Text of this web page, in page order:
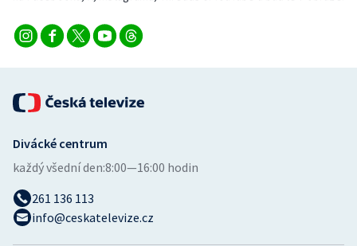
Volejbal
Ostatní
Divácké centrum
každý všední den:8:00—16:00 hodin
261 136 113
info@ceskatelevize.cz